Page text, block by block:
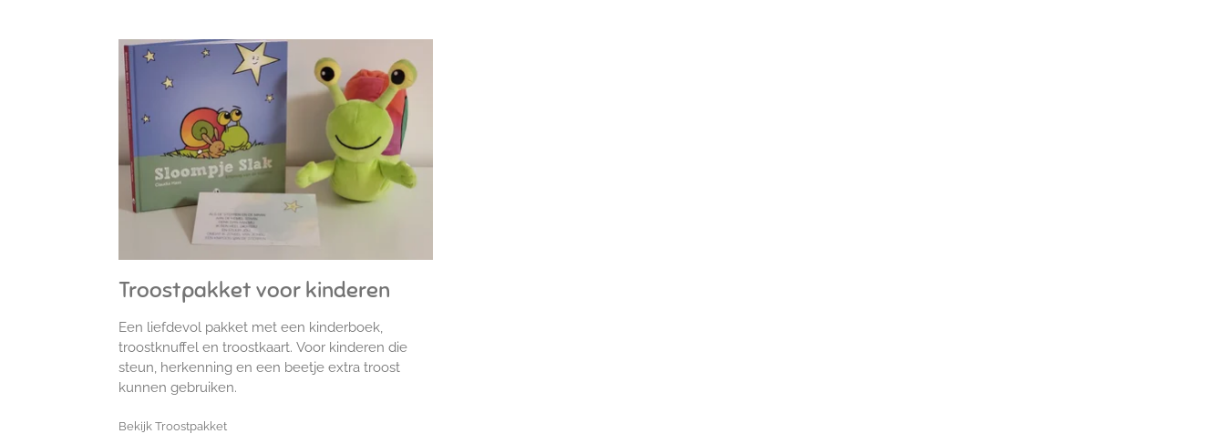
Troostpakket voor kinderen
Een liefdevol pakket met een kinderboek,
troostknuffel en troostkaart. Voor kinderen die
steun, herkenning en een beetje extra troost
kunnen gebruiken.
Bekijk Troostpakket